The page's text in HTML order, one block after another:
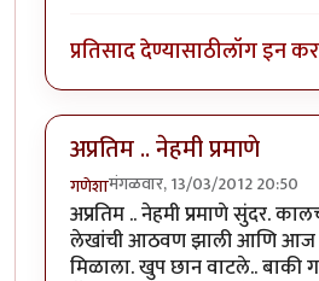
प्रतिसाद देण्यासाठीलॉग इन
अप्रतिम .. नेहमी प्रमाणे
गणेशामंगळवार, 13/03/2012 20:50
अप्रतिम .. नेहमी प्रमाणे सुंदर.
लेखांची आठवण झाली आणि आज
मिळाला. खुप छान वाटले.. बाकी